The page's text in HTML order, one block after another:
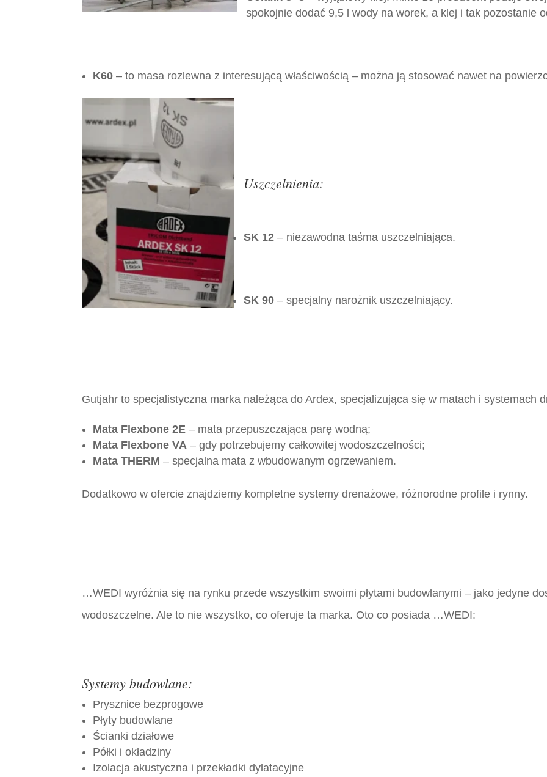
spokojnie dodać 9,5 l wody na worek, a klej i tak pozostanie
K60 – to masa rozlewna z interesującą właściwością – można ją stosować nawet na
Uszczelnienia:
SK 12 – niezawodna taśma uszczelniająca.
SK 90 – specjalny narożnik uszczelniający.
Gutjahr to specjalistyczna marka należąca do Ardex, specjalizująca się w matach i systemach
Mata Flexbone 2E – mata przepuszczająca parę wodną;
Mata Flexbone VA – gdy potrzebujemy całkowitej wodoszczelności;
Mata THERM – specjalna mata z wbudowanym ogrzewaniem.
Dodatkowo w ofercie znajdziemy kompletne systemy drenażowe, różnorodne profile i rynny.
…WEDI wyróżnia się na rynku przede wszystkim swoimi płytami budowlanymi – jako jedyne
wodoszczelne. Ale to nie wszystko, co oferuje ta marka. Oto co posiada …WEDI:
Systemy budowlane:
Prysznice bezprogowe
Płyty budowlane
Ścianki działowe
Półki i okładziny
Izolacja akustyczna i przekładki dylatacyjne